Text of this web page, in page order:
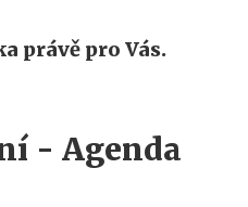
právě pro Vás.
- Agenda